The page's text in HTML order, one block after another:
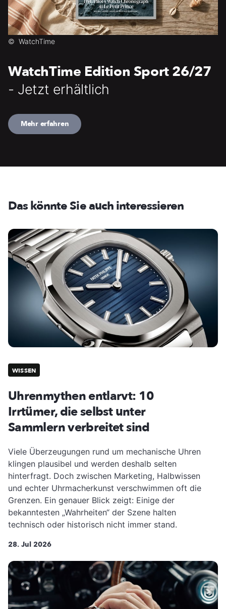
© WatchTime
WatchTime Edition Sport 26/27
- Jetzt erhältlich
Mehr erfahren
Das könnte Sie auch interessieren
WISSEN
Uhrenmythen entlarvt: 10
Irrtümer, die selbst unter
Sammlern verbreitet sind
Viele Überzeugungen rund um mechanische Uhren
klingen plausibel und werden deshalb selten
hinterfragt. Doch zwischen Marketing, Halbwissen
und echter Uhrmacherkunst verschwimmen oft die
Grenzen. Ein genauer Blick zeigt: Einige der
bekanntesten „Wahrheiten“ der Szene halten
technisch oder historisch nicht immer stand.
28. Jul 2026